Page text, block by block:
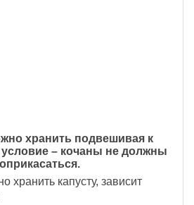
хранить подвешивая к
условие – кочаны не должны
хранить капусту, зависит